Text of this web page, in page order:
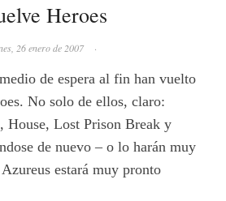
Heroes
26 enero de 2007 ·
de espera al fin han vuelto
No solo de ellos, claro:
House, Lost Prison Break y
de nuevo – o lo harán muy
estará muy pronto